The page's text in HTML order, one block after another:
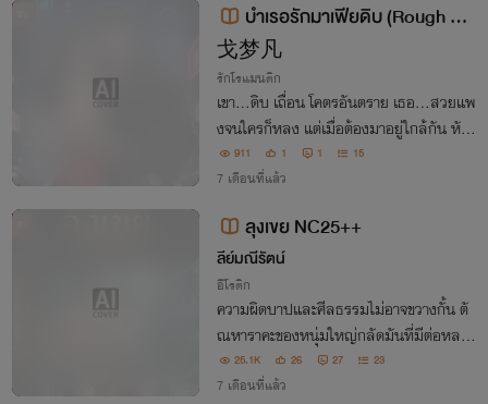
บำเรอรักมาเฟียดิบ (Rough Ma
fia’s Muse)
戈梦凡
รักโรแมนติก
เขา…ดิบ เถื่อน โคตรอันตราย เธอ…สวยแพ
งจนใครก็หลง แต่เมื่อต้องมาอยู่ใกล้กัน หัวใ
จทั้งสองกลับดื้อ…อยากจะแตะต้องกันมากก
ว่าที่ควรจะเป็น
911 1 1 15
7 เดือนที่แล้ว
ลุงเขย NC25++
ลีย์มณีรัตน์
อีโรติก
ความผิดบาปและศีลธรรมไม่อาจขวางกั้น ตั
ณหาราคะของหนุ่มใหญ่กลัดมันที่มีต่อหลาน
สาวของเมียได้
25.1K 26 27 23
7 เดือนที่แล้ว